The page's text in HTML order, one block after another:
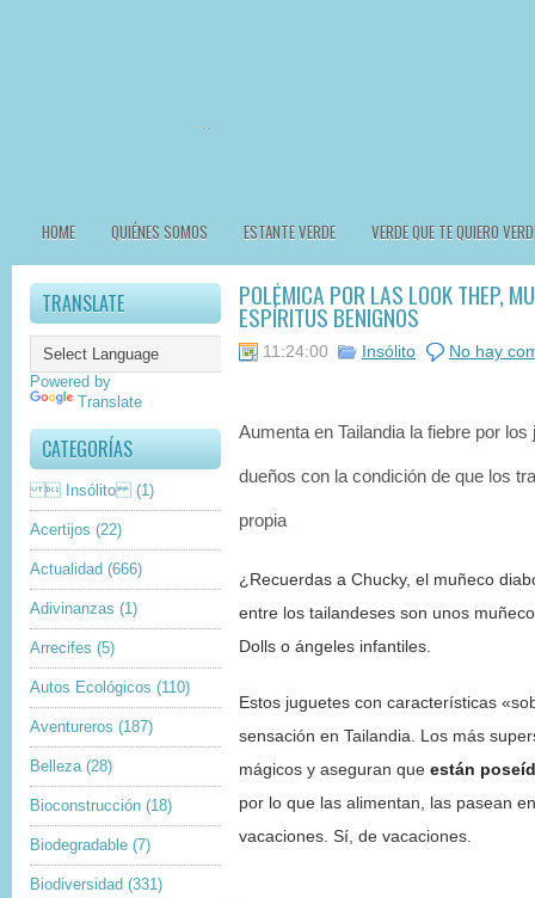
HOME QUIÉNES SOMOS ESTANTE VERDE VERDE QUE TE QUIERO
TRANSLATE
Powered by
Translate
CATEGORÍAS
 Insólito (1)
Acertijos (22)
Actualidad (666)
Adivinanzas (1)
Arrecifes (5)
Autos Ecológicos (110)
Aventureros (187)
Belleza (28)
Bioconstrucción (18)
Biodegradable (7)
Biodiversidad (331)
POLÉMICA POR LAS LOOK THEP,
ESPÍRITUS BENIGNOS
11:24:00 Insólito No hay
Aumenta en Tailandia la fiebre por
dueños con la condición de que los
propia
¿Recuerdas a Chucky, el muñeco
entre los tailandeses son unos
Dolls o ángeles infantiles.
Estos juguetes con características
sensación en Tailandia. Los más
mágicos y aseguran que están
por lo que las alimentan, las pasean
vacaciones. Sí, de vacaciones.